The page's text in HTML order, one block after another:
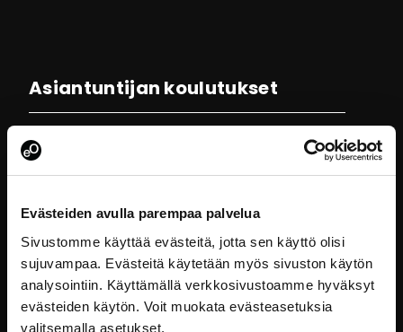
Evästeiden avulla parempaa palvelua
Sivustomme käyttää evästeitä, jotta sen käyttö olisi
sujuvampaa. Evästeitä käytetään myös sivuston käytön
analysointiin. Käyttämällä verkkosivustoamme hyväksyt
evästeiden käytön. Voit muokata evästeasetuksia
valitsemalla asetukset.
Asiantuntijan koulutukset